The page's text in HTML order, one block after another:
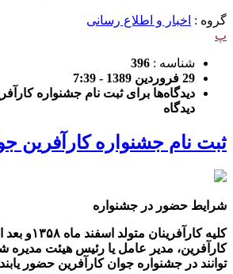
گروه : اخبار و اطلاع رسانی
پ
شناسه : 396
29 فروردین 1389 - 7:39
دیدگاه‌ها برای ثبت نام جشنواره
دیدگاه
ثبت نام جشنواره کارآفرین
شرایط حضور در جشنواره
کلیه کارآفرینان
کارآفرین، مدیر عامل یا رئیس هیئت
توانند در جشنواره جوان کارآفرین حضور